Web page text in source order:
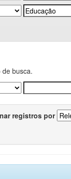
busca.
registros por